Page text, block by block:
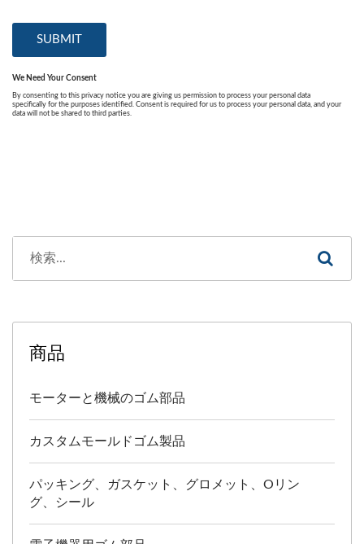
商品
モーターと機械のゴム部品
カスタムモールドゴム製品
パッキング、ガスケット、グロメット、Oリン
グ、シール